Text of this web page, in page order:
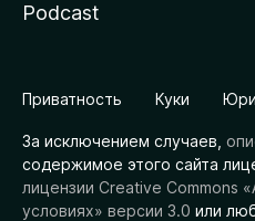
Podcast
Приватность Куки
За исключением случаев,
содержимое этого сайта
лицензии Creative Commons
условиях» версии 3.0 или